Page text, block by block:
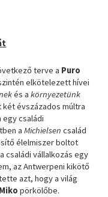
terve a Puro
elkötelezett hívei
és akörnyezetünk
két évszázados múltra
egy családi
aMichielsen család
élelmiszer boltot
családi vállalkozás egy
az Antwerpeni kikötő
azt, hogy a világ
Miko pörkölőbe.